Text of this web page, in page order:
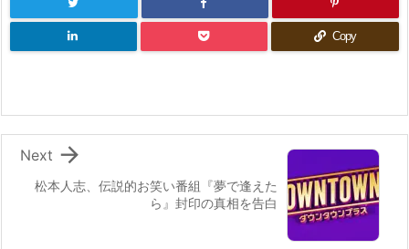
Copy
松本人志、伝説的お笑い番組『夢で逢えた
ら』封印の真相を告白

Next